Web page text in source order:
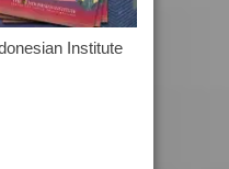
Institute